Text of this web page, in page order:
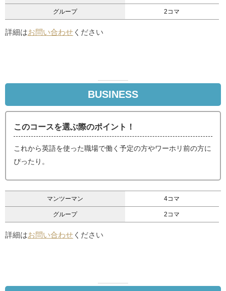
グループ 2コマ
詳細はお問い合わせ ください
BUSINESS
このコースを選ぶ際のポイント！
これから英語を使った職場で働く予定の方やワーホリ前の方に
ぴったり。
マンツーマン 4コマ
グループ 2コマ
詳細はお問い合わせ ください